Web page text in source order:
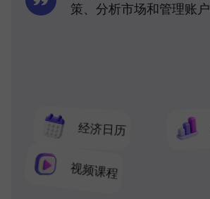
经济日历
视频课程
策、分析市场和管理账户